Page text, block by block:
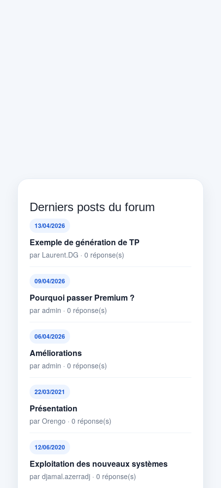
Derniers posts du forum
13/04/2026
Exemple de génération de TP
par Laurent.DG · 0 réponse(s)
09/04/2026
Pourquoi passer Premium ?
par admin · 0 réponse(s)
06/04/2026
Améliorations
par admin · 0 réponse(s)
22/03/2021
Présentation
par Orengo · 0 réponse(s)
12/06/2020
Exploitation des nouveaux systèmes
par djamal.azerradj · 0 réponse(s)